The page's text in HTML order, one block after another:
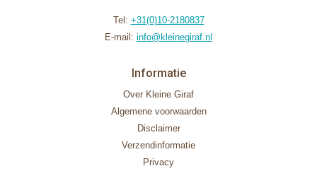
Tel: +31(0)10-2180837
E-mail: info@kleinegiraf.nl
Informatie
Over Kleine Giraf
Algemene voorwaarden
Disclaimer
Verzendinformatie
Privacy